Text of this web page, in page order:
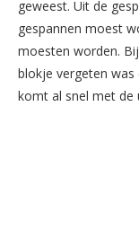
geweest. Uit de
gespannen moest
moesten worden.
blokje vergeten
komt al snel met de